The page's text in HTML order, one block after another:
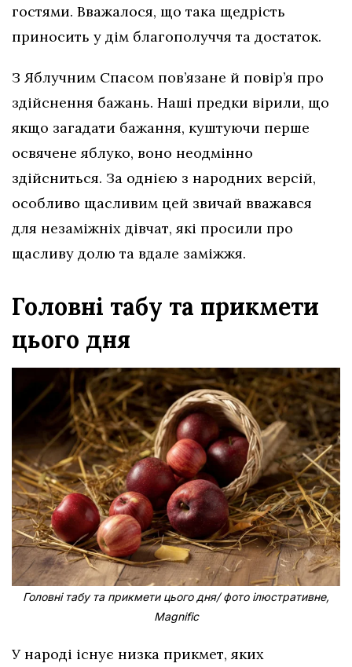
гостями. Вважалося, що така щедрість
приносить у дім благополуччя та достаток.
З Яблучним Спасом пов’язане й повір’я про
здійснення бажань. Наші предки вірили, що
якщо загадати бажання, куштуючи перше
освячене яблуко, воно неодмінно
здійсниться. За однією з народних версій,
особливо щасливим цей звичай вважався
для незаміжніх дівчат, які просили про
щасливу долю та вдале заміжжя.
Головні табу та прикмети
цього дня
Головні табу та прикмети цього дня/ фото ілюстративне,
Magnific
У народі існує низка прикмет, яких